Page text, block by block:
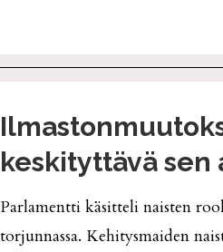
keskityttävä sen
Parlamentti käsitteli naisten
torjunnassa. Kehitysmaiden